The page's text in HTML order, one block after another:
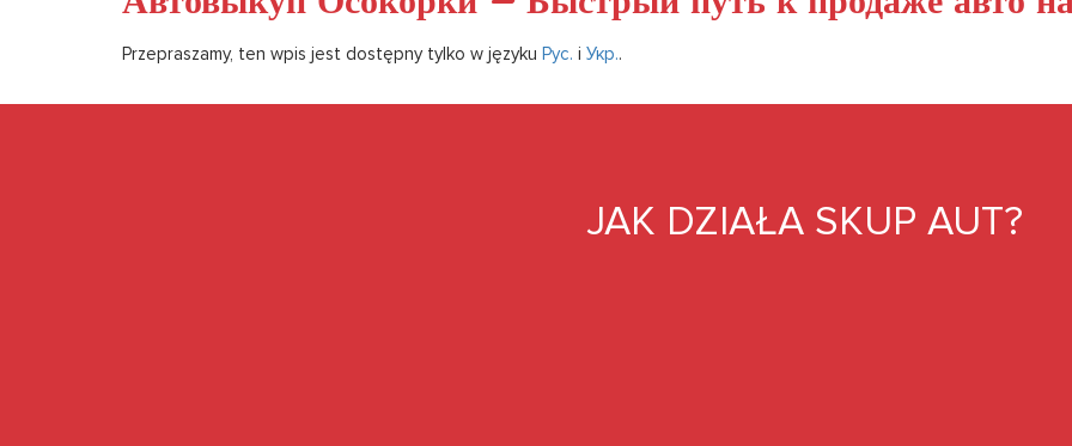
Przepraszamy, ten wpis jest dostępny tylko w języku Рус. i Укр..
JAK DZIAŁA SKUP AUT?